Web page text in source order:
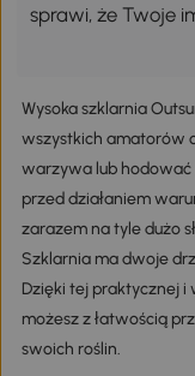
sprawi, że Twoje
Wysoka szklarnia
wszystkich amatorów
warzywa lub hodować
przed działaniem
zarazem na tyle dużo
Szklarnia ma dwoje
Dzięki tej praktycznej i
możesz z łatwością
swoich roślin.